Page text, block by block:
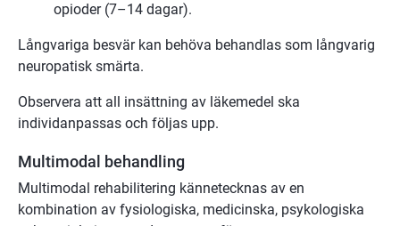
opioder (7–14 dagar).
Långvariga besvär kan behöva behandlas som långvarig
neuropatisk smärta.
Observera att all insättning av läkemedel ska
individanpassas och följas upp.
Multimodal behandling
Multimodal rehabilitering kännetecknas av en
kombination av fysiologiska, medicinska, psykologiska